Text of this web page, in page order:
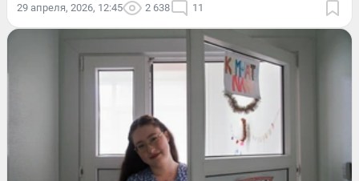
29 апреля, 2026, 12:45 2 638 11